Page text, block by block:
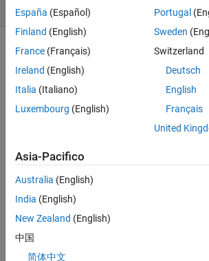
(30 giorni)
I'm
loo
kin
g to
a
trai
España (Español)
Finland (English)
France (Français)
Ireland (English)
Italia (Italiano)
Luxembourg (English)
Portugal
Sweden
Switzerland
Deutsch
English
Français
United
Asia-Pacifico
Australia (English)
India (English)
New Zealand (English)
中国
简体中文